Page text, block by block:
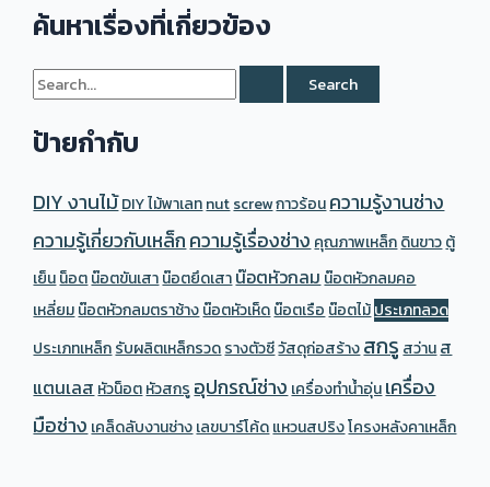
ใช้
งาน
ค้นหาเรื่องที่เกี่ยวข้อง
S
a
c
h
f
o
ป้ายกำกับ
DIY งานไม้DIY ไม้พาเลทnutscrewกาวร้อนความรู้งานช่าง
ความรู้เกี่ยวกับเหล็กความรู้เรื่องช่าง คุณภาพเหล็กดินขาวตู้
เย็นน็อตน๊อตขันเสาน๊อตยึดเสาน๊อตหัวกลม น๊อตหัวกลมคอ
เหลี่ยมน๊อตหัวกลมตราช้างน๊อตหัวเห็ดน๊อตเรือน๊อตไม้ประเภทลวด
ประเภทเหล็กรับผลิตเหล็กรวดรางตัวซีวัสดุก่อสร้างสกรู สว่านส
แตนเลส หัวน็อตหัวสกรูอุปกรณ์ช่าง เครื่องทำน้ำอุ่นเครื่อง
มือช่าง เคล็ดลับงานช่างเลขบาร์โค้ดแหวนสปริงโครงหลังคาเหล็ก